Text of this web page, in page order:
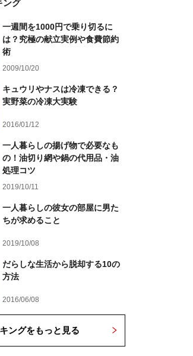
ング
一週間を1000円で乗り切るに
は？究極の献立実例や食費節約
術
2009/10/20
キュウリやナスは冷凍できる？
実野菜の冷凍大実験
2016/01/12
一人暮らしの揚げ物で必要なも
の！油切り網や鍋の代用品・油
処理コツ
2019/10/11
一人暮らしの彼女の部屋に男た
ちが求めること
2019/10/08
だらしな生活から脱却する10の
方法
2016/06/08
ングをもっと見る